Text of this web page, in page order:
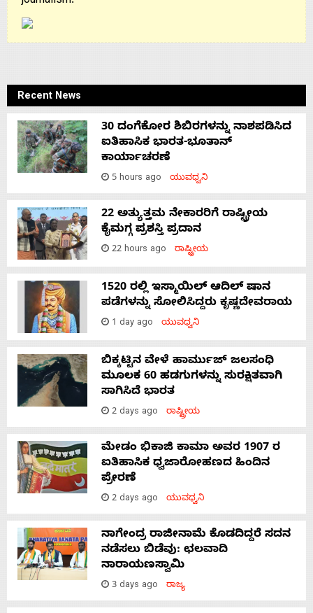
Recent News
30 ದಂಗೆಕೋರ ಶಿಬಿರಗಳನ್ನು ನಾಶಪಡಿಸಿದ
ಐತಿಹಾಸಿಕ ಭಾರತ-ಭೂತಾನ್
ಕಾರ್ಯಾಚರಣೆ
5 hours ago ಯುವಧ್ವನಿ
22 ಅತ್ಯುತ್ತಮ ನೇಕಾರರಿಗೆ ರಾಷ್ಟ್ರೀಯ
ಕೈಮಗ್ಗ ಪ್ರಶಸ್ತಿ ಪ್ರದಾನ
22 hours ago ರಾಷ್ಟ್ರೀಯ
1520 ರಲ್ಲಿ ಇಸ್ಮಾಯಿಲ್ ಆದಿಲ್ ಷಾನ
ಪಡೆಗಳನ್ನು ಸೋಲಿಸಿದ್ದರು ಕೃಷ್ಣದೇವರಾಯ
1 day ago ಯುವಧ್ವನಿ
ಬಿಕ್ಕಟ್ಟಿನ ವೇಳೆ ಹಾರ್ಮುಜ್ ಜಲಸಂಧಿ
ಮೂಲಕ 60 ಹಡಗುಗಳನ್ನು ಸುರಕ್ಷಿತವಾಗಿ
ಸಾಗಿಸಿದೆ ಭಾರತ
2 days ago ರಾಷ್ಟ್ರೀಯ
ಮೇಡಂ ಭಿಕಾಜಿ ಕಾಮಾ ಅವರ 1907 ರ
ಐತಿಹಾಸಿಕ ಧ್ವಜಾರೋಹಣದ ಹಿಂದಿನ
ಪ್ರೇರಣೆ
2 days ago ಯುವಧ್ವನಿ
ನಾಗೇಂದ್ರ ರಾಜೀನಾಮೆ ಕೊಡದಿದ್ದರೆ ಸದನ
ನಡೆಸಲು ಬಿಡೆವು: ಛಲವಾದಿ
ನಾರಾಯಣಸ್ವಾಮಿ
3 days ago ರಾಜ್ಯ